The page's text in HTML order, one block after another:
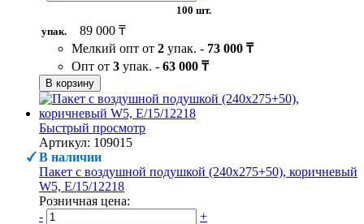
100 шт.
упак.
89 000 ₸
Мелкий опт от 2 упак. - 73 000 ₸
Опт от 3 упак. - 63 000 ₸
В корзину
Быстрый просмотр
Артикул: 109015
В наличии
Пакет с воздушной подушкой (240х275+50), коричневый
W5, Е/15/12218
Розничная цена:
-
+